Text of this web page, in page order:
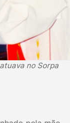
no Sorpa